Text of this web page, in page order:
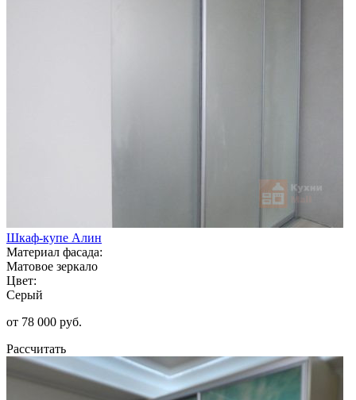
Шкаф-купе Алин
Материал фасада:
Матовое зеркало
Цвет:
Серый
от 78 000 руб.
Рассчитать